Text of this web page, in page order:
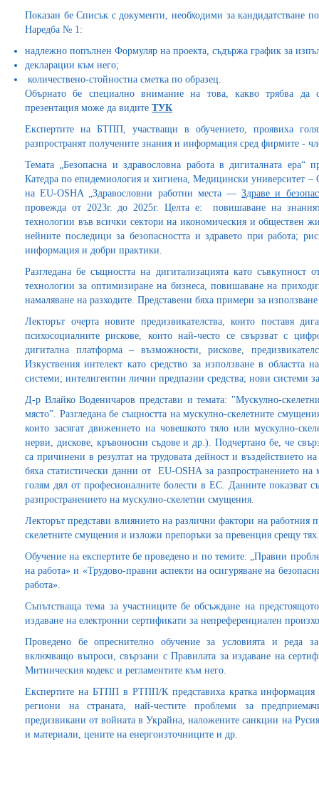
Показан бе Списък с документи, необходими за кандидатстване
Наредба № 1:
надлежно попълнен Формуляр на проекта, съдържа график за
декларации към него;
количествено-стойностна сметка по образец.
Обърнато бе специално внимание на това, какво трябва да
презентация може да видите ТУК
Експертите на БТПП, участващи в обучението, проявиха
разпространят получените знания и информация сред фирмите -
Темата „Безопасна и здравословна работа в дигиталната ера“
Катедра по епидемиология и хигиена, Медицински университет
на EU-OSHA „Здравословни работни места —Здраве и
провежда от 2023г. до 2025г. Целта е: повишаване на
технологии във всички сектори на икономическия и обществен
нейните последици за безопасността и здравето при работа;
информация и добри практики.
Разгледана бе същността на дигитализацията като
технологии за оптимизиране на бизнеса, повишаване на
намаляване на разходите. Представени бяха примери за
Лекторът очерта новите предизвикателства, които поставя
психосоциалните рискове, които най-често се свързват с
дигитална платформа – възможности, рискове,
Изкуствения интелект като средство за използване в
системи; интелигентни лични предпазни средства; нови системи
Д-р Влайко Воденичаров представи и темата: "Мускулно-
място”. Разгледана бе същността на мускулно-скелетните
които засягат движението на човешкото тяло или мускулно-
нерви, дискове, кръвоносни съдове и др.). Подчертано бе, че
са причинени в резултат на трудовата дейност и въздействието
бяха статистически данни от EU-OSHA за разпространението
голям дял от професионалните болести в ЕС. Данните показват
разпространението на мускулно-скелетни смущения.
Лекторът представи влиянието на различни фактори на работния
скелетните смущения и изложи препоръки за превенция срещу тях.
Обучение на експертите бе проведено и по темите: „Правни
на работа» и «Трудово-правни аспекти на осигуряване на
работа».
Съпътстваща тема за участниците бе обсъждане на
издаване на електронни сертификати за непреференциален
Проведено бе опреснително обучение за условията и реда
включващо въпроси, свързани с Правилата за издаване на
Митническия кодекс и регламентите към него.
Експертите на БТПП в РТПП/К представиха кратка информация
региони на страната, най-честите проблеми за
предизвикани от войната в Украйна, наложените санкции на
и материали, цените на енергоизточниците и др.